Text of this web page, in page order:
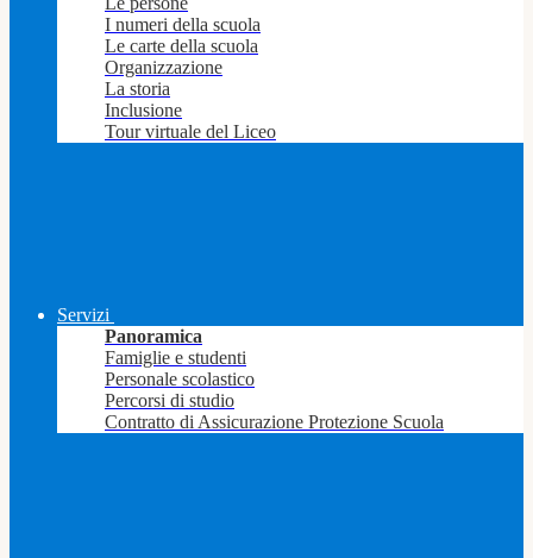
I numeri della scuola
Le carte della scuola
Organizzazione
La storia
Inclusione
Tour virtuale del Liceo
Servizi
Panoramica
Famiglie e studenti
Personale scolastico
Percorsi di studio
Contratto di Assicurazione Protezione Scuola